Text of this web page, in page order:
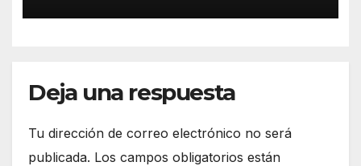
Deja una respuesta
Tu dirección de correo electrónico no será
publicada. Los campos obligatorios están